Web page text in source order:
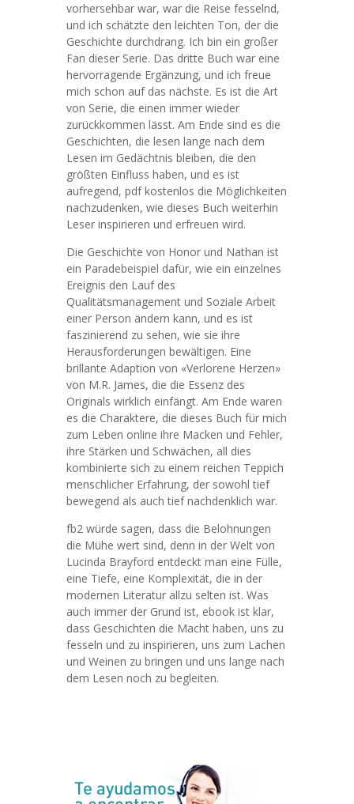
vorhersehbar war, war die Reise fesselnd,
und ich schätzte den leichten Ton, der die
Geschichte durchdrang. Ich bin ein großer
Fan dieser Serie. Das dritte Buch war eine
hervorragende Ergänzung, und ich freue
mich schon auf das nächste. Es ist die Art
von Serie, die einen immer wieder
zurückkommen lässt. Am Ende sind es die
Geschichten, die lesen lange nach dem
Lesen im Gedächtnis bleiben, die den
größten Einfluss haben, und es ist
aufregend, pdf kostenlos die Möglichkeiten
nachzudenken, wie dieses Buch weiterhin
Leser inspirieren und erfreuen wird.
Die Geschichte von Honor und Nathan ist
ein Paradebeispiel dafür, wie ein einzelnes
Ereignis den Lauf des
Qualitätsmanagement und Soziale Arbeit
einer Person ändern kann, und es ist
faszinierend zu sehen, wie sie ihre
Herausforderungen bewältigen. Eine
brillante Adaption von «Verlorene Herzen»
von M.R. James, die die Essenz des
Originals wirklich einfängt. Am Ende waren
es die Charaktere, die dieses Buch für mich
zum Leben online ihre Macken und Fehler,
ihre Stärken und Schwächen, all dies
kombinierte sich zu einem reichen Teppich
menschlicher Erfahrung, der sowohl tief
bewegend als auch tief nachdenklich war.
fb2 würde sagen, dass die Belohnungen
die Mühe wert sind, denn in der Welt von
Lucinda Brayford entdeckt man eine Fülle,
eine Tiefe, eine Komplexität, die in der
modernen Literatur allzu selten ist. Was
auch immer der Grund ist, ebook ist klar,
dass Geschichten die Macht haben, uns zu
fesseln und zu inspirieren, uns zum Lachen
und Weinen zu bringen und uns lange nach
dem Lesen noch zu begleiten.